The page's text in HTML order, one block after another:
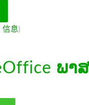
信息)
ພາ